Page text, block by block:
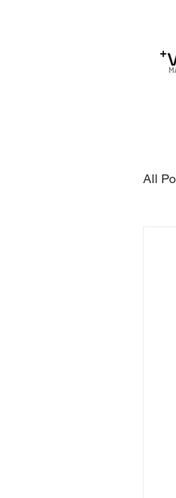
All